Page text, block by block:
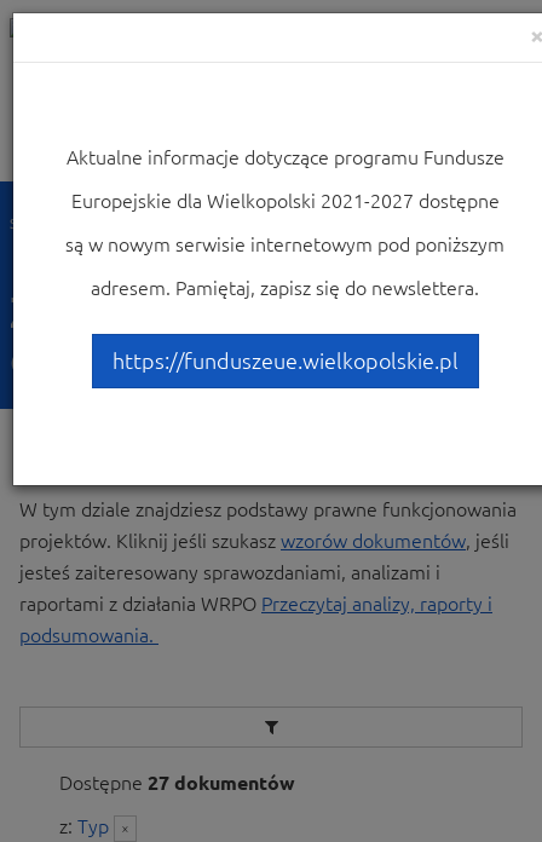
Nawigacja
Strona główna
Zapoznaj się z prawem i dokumentami
Zapoznaj się z prawem i
dokumentami
W tym dziale znajdziesz podstawy prawne funkcjonowania
projektów. Kliknij jeśli szukasz wzorów dokumentów, jeśli
jesteś zaiteresowany sprawozdaniami, analizami i
raportami z działania WRPO Przeczytaj analizy, raporty i
podsumowania.
Dostępne 27 dokumentów
z: Typ ×
Aktualne informacje dotyczące programu Fundusze
Europejskie dla Wielkopolski 2021-2027 dostępne
są w nowym serwisie internetowym pod poniższym
adresem. Pamiętaj, zapisz się do newslettera.
https://funduszeue.wielkopolskie.pl